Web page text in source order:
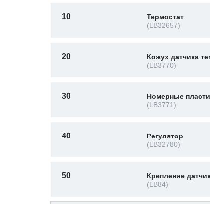
10
Термостат
(LB32657)
20
Кожух датчика
(LB3770)
30
Номерные
(LB3771)
40
Регулятор
(LB32780)
50
Крепление
(LB84)